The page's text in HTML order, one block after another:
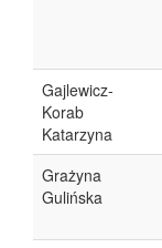
Gajlewicz-
Korab
Katarzyna
Grażyna
Gulińska